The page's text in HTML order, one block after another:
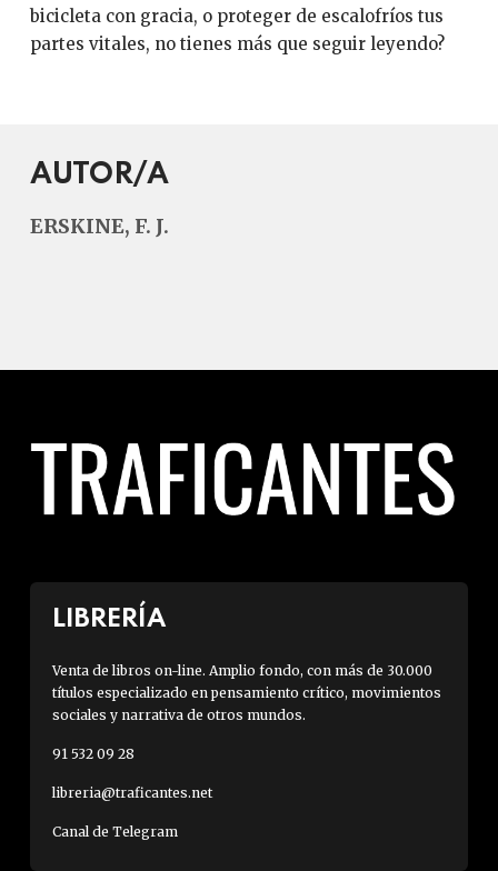
bicicleta con gracia, o proteger de escalofríos tus
partes vitales, no tienes más que seguir leyendo?
AUTOR/A
ERSKINE, F. J.
LIBRERÍA
Venta de libros on-line. Amplio fondo, con más de 30.000
títulos especializado en pensamiento crítico, movimientos
sociales y narrativa de otros mundos.
91 532 09 28
libreria@traficantes.net
Canal de Telegram